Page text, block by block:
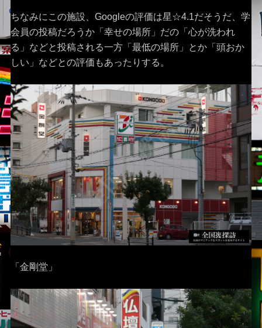
ちなみにこの施設、Googleの評価は星☆4.1だそうだ、学
会員の投稿だろうか「幸せの場所」だの「心が洗われ
る」などと投稿される一方「最低の場所」とか「頭おか
しい」などとの評価もあったりする。
「金剛堂」